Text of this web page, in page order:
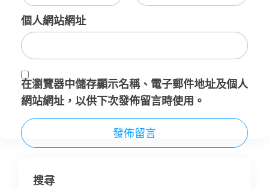
個人網站網址
在瀏覽器中儲存顯示名稱、電子郵件地址及個人
網站網址，以供下次發佈留言時使用。
搜尋